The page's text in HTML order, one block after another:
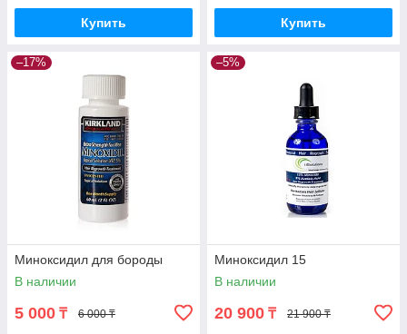
Купить Купить
–17%
Миноксидил для бороды
В наличии
5 000 ₸ 6 000 ₸
–5%
Миноксидил 15
В наличии
20 900 ₸ 21 900 ₸